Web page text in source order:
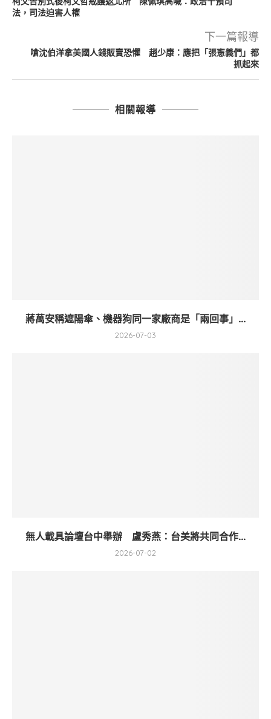
法，司法迫害人權
下一篇報導
嗆沈伯洋拿美國人錢販賣恐懼 趙少康：應把「張憲義們」都
抓起來
相關報導
蔣萬安稱遮陽傘、機器狗同一家廠商是「兩回事」...
2026-07-03
無人載具論壇台中舉辦 盧秀燕：台美將共同合作...
2026-07-02